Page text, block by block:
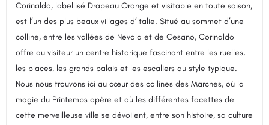
Corinaldo, labellisé Drapeau Orange et visitable en toute saison,
est l’un des plus beaux villages d’Italie. Situé au sommet d’une
colline, entre les vallées de Nevola et de Cesano, Corinaldo
offre au visiteur un centre historique fascinant entre les ruelles,
les places, les grands palais et les escaliers au style typique.
Nous nous trouvons ici au cœur des collines des Marches, où la
magie du Printemps opère et où les différentes facettes de
cette merveilleuse ville se dévoilent, entre son histoire, sa culture